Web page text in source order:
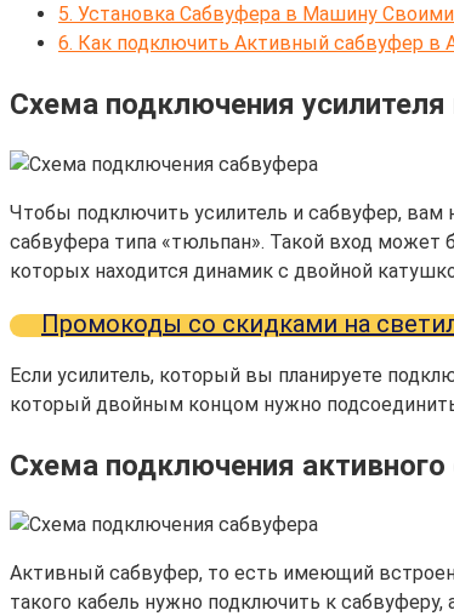
5. Установка Сабвуфера в Машину
6. Как подключить Активный сабвуфер в
Схема подключения усилителя
Чтобы подключить усилитель и сабвуфер,
сабвуфера типа «тюльпан». Такой вход может
которых находится динамик с двойной
Промокоды со скидками на
Если усилитель, который вы планируете
который двойным концом нужно
Схема подключения активного
Активный сабвуфер, то есть имеющий
такого кабель нужно подключить к